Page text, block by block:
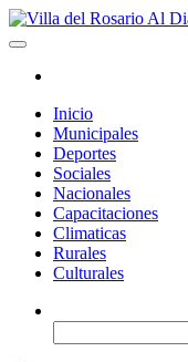
Saltar
al
Inicio
Municipales
Deportes
Sociales
Nacionales
Capacitaciones
Climaticas
Rurales
Culturales